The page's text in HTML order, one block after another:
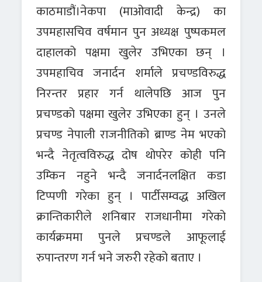
काठमाडौं।नेकपा (माओवादी केन्द्र) का
उपमहासचिव वर्षमान पुन अध्यक्ष पुष्पकमल
दाहालको पक्षमा खुलेर उभिएका छन् ।
उपमहाचिव जनार्दन शर्माले प्रचण्डविरुद्ध
निरन्तर प्रहार गर्न थालेपछि आज पुन
प्रचण्डको पक्षमा खुलेर उभिएका हुन् । उनले
प्रचण्ड नेपाली राजनीतिको ब्राण्ड नेम भएको
भन्दै नेतृत्वविरुद्ध दोष थोपरेर कोही पनि
उम्किन नहुने भन्दै जनार्दनलक्षित कडा
टिप्पणी गरेका हुन् । पार्टीसम्वद्ध अखिल
क्रान्तिकारीले शनिबार राजधानीमा गरेको
कार्यक्रममा पुनले प्रचण्डले आफूलाई
रुपान्तरण गर्न भने जरुरी रहेको बताए ।